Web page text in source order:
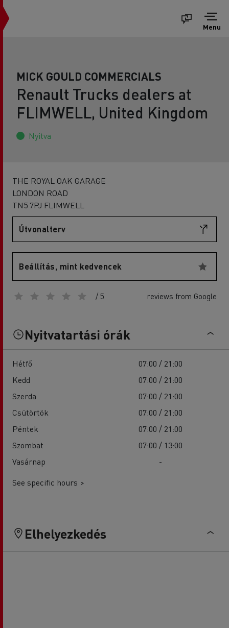
Menu
MICK GOULD COMMERCIALS
Renault Trucks dealers at
FLIMWELL, United Kingdom
Nyitva
THE ROYAL OAK GARAGE
LONDON ROAD
TN5 7PJ FLIMWELL
Útvonalterv
Beállítás, mint kedvencek
/ 5 reviews from Google
Nyitvatartási órák
Hétfő
07:00 / 21:00
Kedd
07:00 / 21:00
Szerda
07:00 / 21:00
Csütörtök
07:00 / 21:00
Péntek
07:00 / 21:00
Szombat
07:00 / 13:00
Vasárnap
-
See specific hours >
Elhelyezkedés